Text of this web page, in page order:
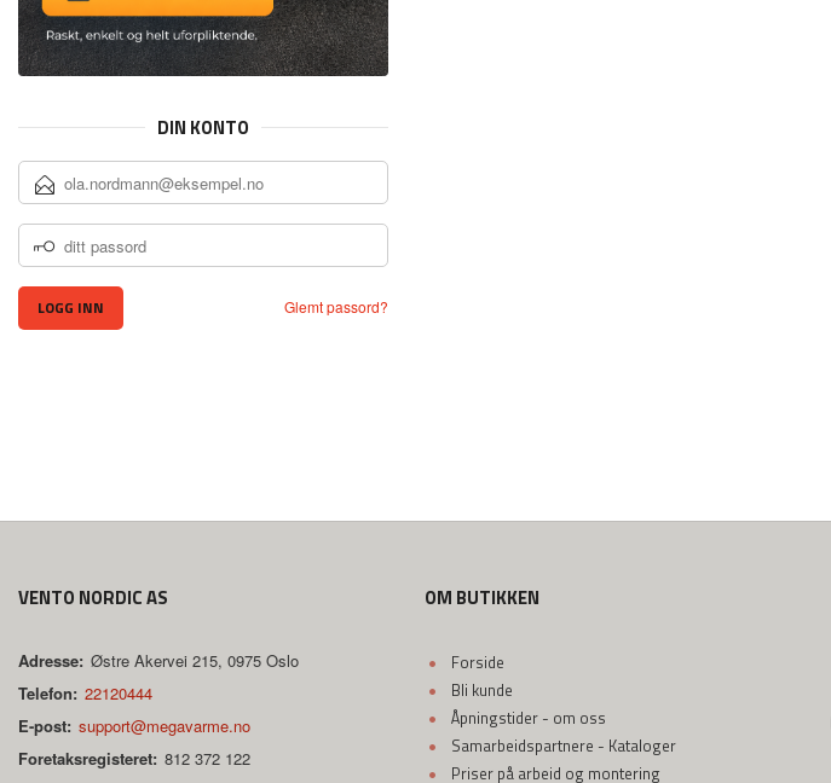
DIN KONTO
E-
POSTADRESSE
DITT
PASSORD
Glemt passord?
VENTO NORDIC AS
Adresse: Østre Akervei 215, 0975 Oslo
Telefon: 22120444
E-post: support@megavarme.no
Foretaksregisteret: 812 372 122
OM BUTIKKEN
Forside
Bli kunde
Åpningstider - om oss
Samarbeidspartnere - Kataloger
Priser på arbeid og montering